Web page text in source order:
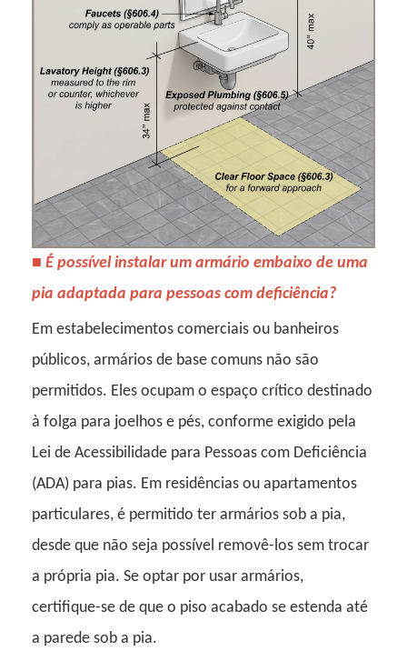
■ É possível instalar um armário embaixo de uma
pia adaptada para pessoas com deficiência?
Em estabelecimentos comerciais ou banheiros
públicos, armários de base comuns não são
permitidos. Eles ocupam o espaço crítico destinado
à folga para joelhos e pés, conforme exigido pela
Lei de Acessibilidade para Pessoas com Deficiência
(ADA) para pias. Em residências ou apartamentos
particulares, é permitido ter armários sob a pia,
desde que não seja possível removê-los sem trocar
a própria pia. Se optar por usar armários,
certifique-se de que o piso acabado se estenda até
a parede sob a pia.